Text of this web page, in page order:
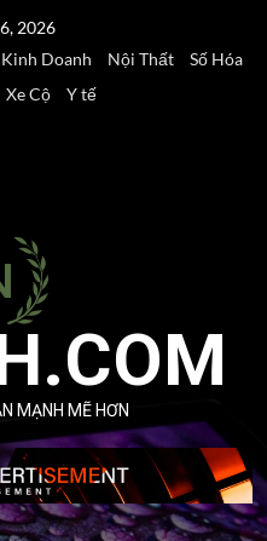
2026
Kinh Doanh Nội Thất
Số Hóa
Xe Cộ
Y tế
MẠNH MẼ HƠN